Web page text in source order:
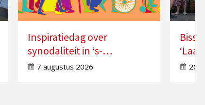
Inspiratiedag over
synodaliteit in ‘s-
Hertogenbosch
7 augustus 2026 26